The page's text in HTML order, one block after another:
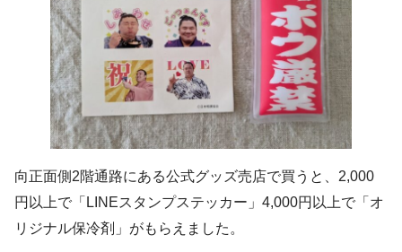
向正面側2階通路にある公式グッズ売店で買うと、2,000
円以上で「LINEスタンプステッカー」4,000円以上で「オ
リジナル保冷剤」がもらえました。